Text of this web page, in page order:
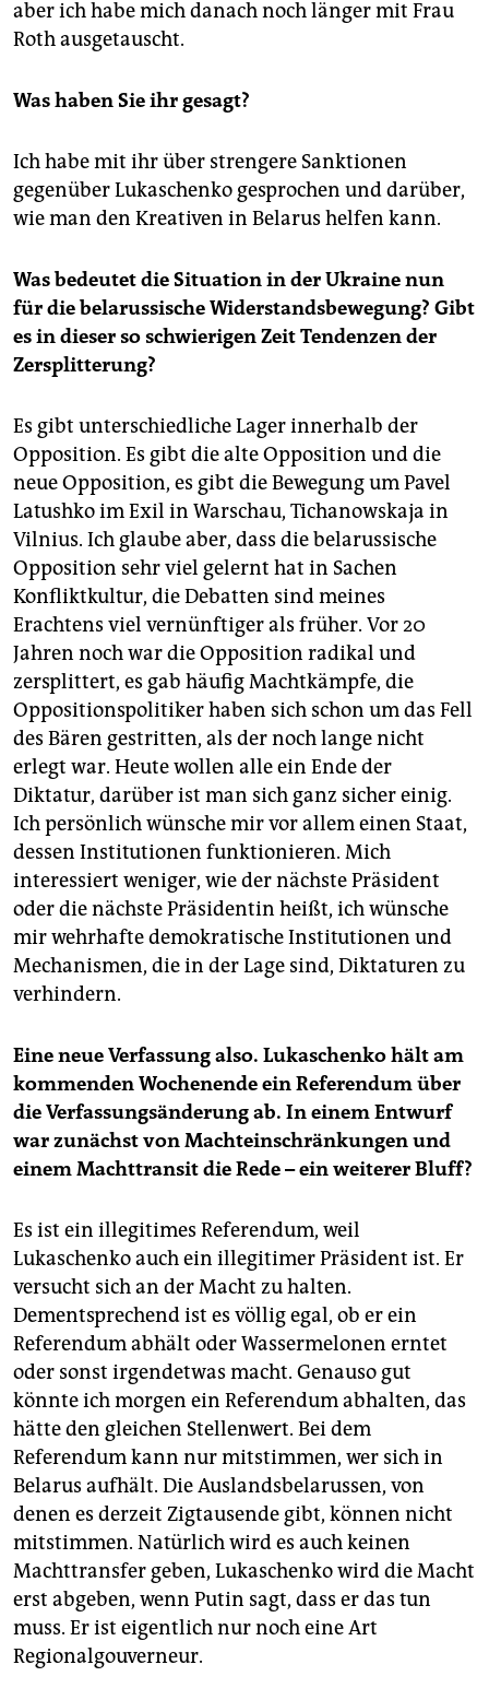
aber ich habe mich danach noch länger mit Frau
Roth ausgetauscht.
Was haben Sie ihr gesagt?
Ich habe mit ihr über strengere Sanktionen
gegenüber Lukaschenko gesprochen und darüber,
wie man den Kreativen in Belarus helfen kann.
Was bedeutet die Situation in der Ukraine nun
für die belarussische Widerstandsbewegung? Gibt
es in dieser so schwierigen Zeit Tendenzen der
Zersplitterung?
Es gibt unterschiedliche Lager innerhalb der
Opposition. Es gibt die alte Opposition und die
neue Opposition, es gibt die Bewegung um Pavel
Latushko im Exil in Warschau, Tichanowskaja in
Vilnius. Ich glaube aber, dass die belarussische
Opposition sehr viel gelernt hat in Sachen
Konfliktkultur, die Debatten sind meines
Erachtens viel vernünftiger als früher. Vor 20
Jahren noch war die Opposition radikal und
zersplittert, es gab häufig Machtkämpfe, die
Oppositionspolitiker haben sich schon um das Fell
des Bären gestritten, als der noch lange nicht
erlegt war. Heute wollen alle ein Ende der
Diktatur, darüber ist man sich ganz sicher einig.
Ich persönlich wünsche mir vor allem einen Staat,
dessen Institutionen funktionieren. Mich
interessiert weniger, wie der nächste Präsident
oder die nächste Präsidentin heißt, ich wünsche
mir wehrhafte demokratische Institutionen und
Mechanismen, die in der Lage sind, Diktaturen zu
verhindern.
Eine neue Verfassung also. Lukaschenko hält am
kommenden Wochenende ein Referendum über
die Verfassungsänderung ab. In einem Entwurf
war zunächst von Machteinschränkungen und
einem Machttransit die Rede – ein weiterer Bluff?
Es ist ein illegitimes Referendum, weil
Lukaschenko auch ein illegitimer Präsident ist. Er
versucht sich an der Macht zu halten.
Dementsprechend ist es völlig egal, ob er ein
Referendum abhält oder Wassermelonen erntet
oder sonst irgendetwas macht. Genauso gut
könnte ich morgen ein Referendum abhalten, das
hätte den gleichen Stellenwert. Bei dem
Referendum kann nur mitstimmen, wer sich in
Belarus aufhält. Die Auslandsbelarussen, von
denen es derzeit Zigtausende gibt, können nicht
mitstimmen. Natürlich wird es auch keinen
Machttransfer geben, Lukaschenko wird die Macht
erst abgeben, wenn Putin sagt, dass er das tun
muss. Er ist eigentlich nur noch eine Art
Regionalgouverneur.